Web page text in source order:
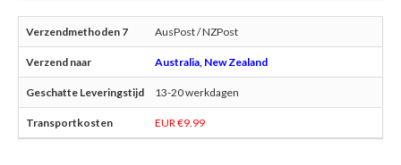
AusPost / NZPost
Australia, New Zealand
13-20 werkdagen
EUR €9.99